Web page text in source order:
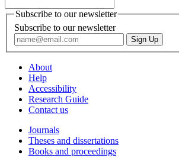
Subscribe to our newsletter
Subscribe to our newsletter
About
Help
Accessibility
Research Guide
Contact us
Journals
Theses and dissertations
Books and proceedings